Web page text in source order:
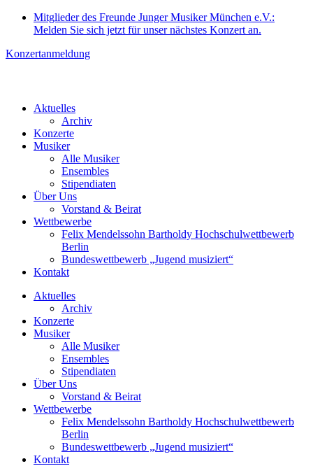
Zum
Mitglieder des Freunde Junger Musiker München e.V.:
Melden Sie sich jetzt für unser nächstes Konzert an.
Konzertanmeldung
Aktuelles
Archiv
Konzerte
Musiker
Alle Musiker
Ensembles
Stipendiaten
Über Uns
Vorstand & Beirat
Wettbewerbe
Felix Mendelssohn Bartholdy Hochschulwettbewerb
Berlin
Bundeswettbewerb „Jugend musiziert“
Kontakt
Aktuelles
Archiv
Konzerte
Musiker
Alle Musiker
Ensembles
Stipendiaten
Über Uns
Vorstand & Beirat
Wettbewerbe
Felix Mendelssohn Bartholdy Hochschulwettbewerb
Berlin
Bundeswettbewerb „Jugend musiziert“
Kontakt